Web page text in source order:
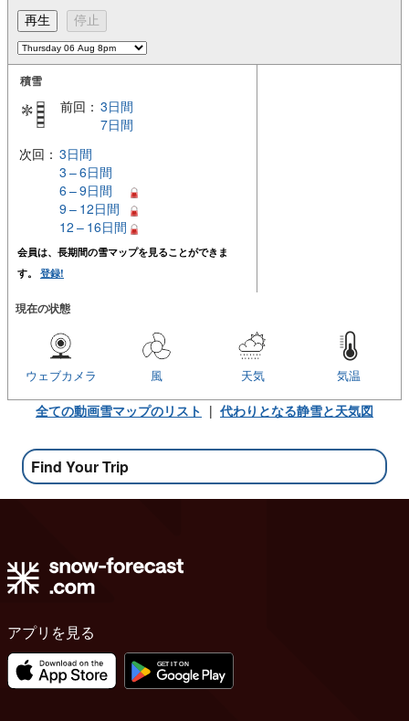
積雪
前回： 3日間
7日間
次回： 3日間
3 – 6日間
6 – 9日間
9 – 12日間
12 – 16日間
会員は、長期間の雪マップを見ることができま
す。 登録!
現在の状態
気温
天気
風
ウェブカメラ
全ての動画雪マップのリスト | 代わりとなる静雪と天気図
Find Your Trip
アプリを見る